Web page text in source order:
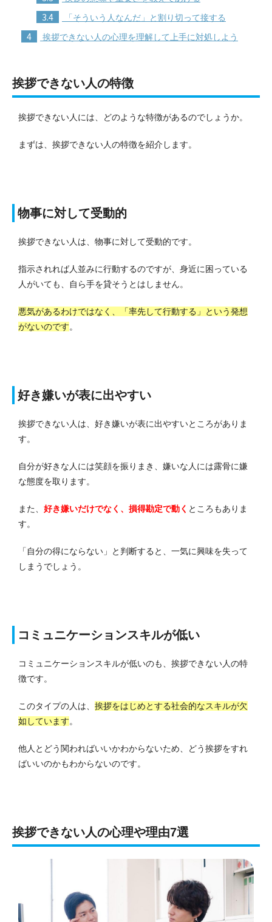
3.4 「そういう人なんだ」と割り切って接する
4 挨拶できない人の心理を理解して上手に対処しよう
挨拶できない人の特徴
挨拶できない人には、どのような特徴があるのでしょうか。
まずは、挨拶できない人の特徴を紹介します。
物事に対して受動的
挨拶できない人は、物事に対して受動的です。
指示されれば人並みに行動するのですが、身近に困っている
人がいても、自ら手を貸そうとはしません。
悪気があるわけではなく、「率先して行動する」という発想
がないのです。
好き嫌いが表に出やすい
挨拶できない人は、好き嫌いが表に出やすいところがありま
す。
自分が好きな人には笑顔を振りまき、嫌いな人には露骨に嫌
な態度を取ります。
また、 好き嫌いだけでなく、損得勘定で動く ところもありま
す。
「自分の得にならない」と判断すると、一気に興味を失って
しまうでしょう。
コミュニケーションスキルが低い
コミュニケーションスキルが低いのも、挨拶できない人の特
徴です。
このタイプの人は、 挨拶をはじめとする社会的なスキルが欠
如しています。
他人とどう関わればいいかわからないため、どう挨拶をすれ
ばいいのかもわからないのです。
挨拶できない人の心理や理由7選